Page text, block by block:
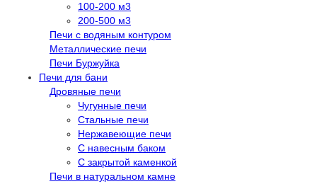
100-200 м3
200-500 м3
Печи с водяным контуром
Металлические печи
Печи Буржуйка
Печи для бани
Дровяные печи
Чугунные печи
Стальные печи
Нержавеющие печи
С навесным баком
С закрытой каменкой
Печи в натуральном камне